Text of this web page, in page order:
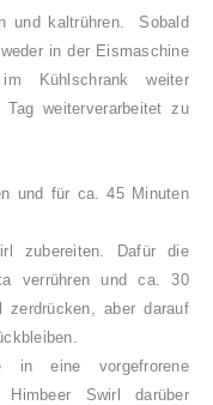
und kaltrühren.
Sobald
in der Eismaschine
Kühlschrank weiter
weiterverarbeitet zu
und für ca. 45 Minuten
zubereiten. Dafür die
verrühren und ca. 30
aber darauf
in eine vorgefrorene
Swirl darüber